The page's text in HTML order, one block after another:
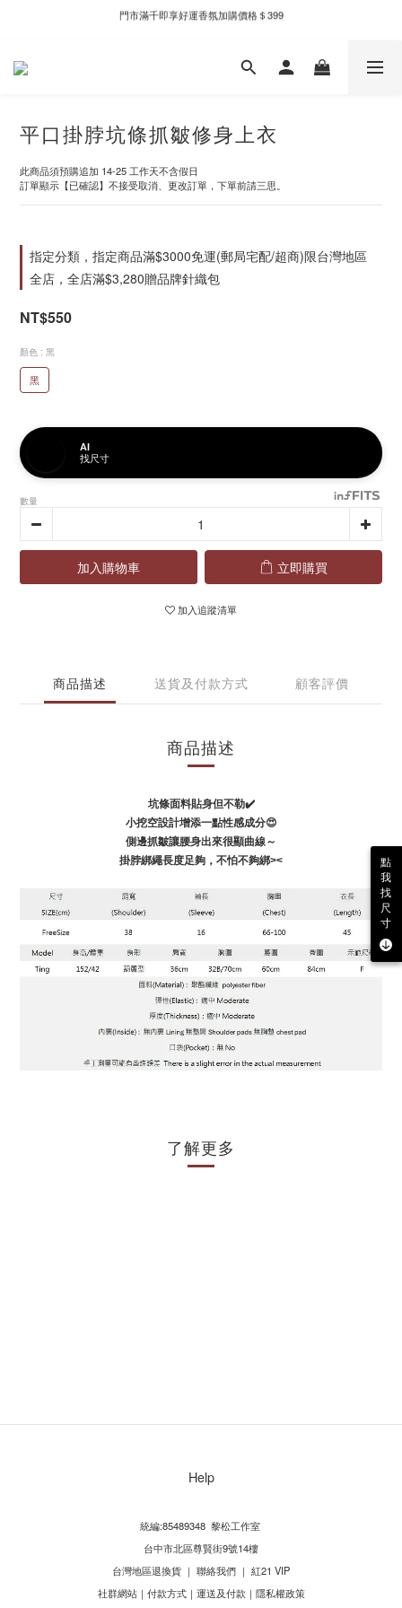
新自製款系列首批限時優惠｜單件95折，任兩件9折
門市滿千即享好運香氛加購價格＄399
平口掛脖坑條抓皺修身上衣
此商品須預購追加 14-25 工作天不含假日
訂單顯示【已確認】不接受取消、更改訂單，下單前請三思。
指定分類，指定商品滿$3000免運(郵局宅配/超商)限台灣地區
全店，全店滿$3,280贈品牌針織包
NT$550
顏色 : 黑
黑
AI
找尺寸
數量
加入購物車 立即購買
加入追蹤清單
商品描述 送貨及付款方式 顧客評價
商品描述
坑條面料貼身但不勒✔️
小挖空設計增添一點性感成分😍
側邊抓皺讓腰身出來很顯曲線～
掛脖綁繩長度足夠，不怕不夠綁><
了解更多
Help
統編:85489348 黎松工作室
台中市北區尊賢街9號14樓
台灣地區退換貨 ｜ 聯絡我們 ｜ 紅21 VIP
社群網站｜ 付款方式｜ 運送及付款 ｜ 隱私權政策
點
我
找
尺
寸